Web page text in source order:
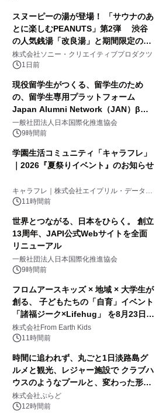
スヌーピーの湯が登場！ 「サウナのあ
とに楽しむPEANUTS」第2弾 渋谷
の人気銭湯「改良湯」と期間限定のコ
ラボレーション サウナイキタイコラ
ボグッズも発売決定！
株式会社ソニー・クリエイティブプロダクツ
1日前
現役留学生がつくる、留学生のため
の、留学生専用プラットフォーム
Japan Alumni Network（JAN）β版
をリリース
一般社団法人日本国際化推進協会
9時間前
学園生活コミュニティ「キャラフレ」
｜2026『夏祭りイベント』のお知らせ
キャラフレ｜株式会社エイプリル・データ・
デザインズ
11時間前
世界とつながる、日本をひらく。 創立
13周年、JAPI公式Webサイトを全面
リニューアル
一般社団法人日本国際化推進協会
9時間前
フロムアースキッズ × 地域 × 大学生が
創る、 子どもたちの「自育」イベント
「諸福ジーク×Lifehug」 を8月23日
(日)開催
株式会社From Earth Kids
11時間前
時間に追われず、丸ごと1日淡路島グ
ルメと観光、レジャー施設で クラブハ
ウスのようなプールと、変わった形の
サウナも 「THE BOXY AWAJI」のお
得な素泊まり連泊プランで
株式会社ぷらど
12時間前